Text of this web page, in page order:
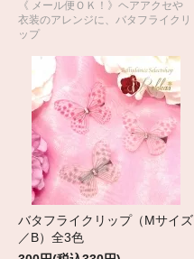
《 メール便ＯＫ！》ヘアアクセや
衣装のアレンジに、バタフライクリ
ップ
バタフライクリップ（Mサイズ
／B）全3色